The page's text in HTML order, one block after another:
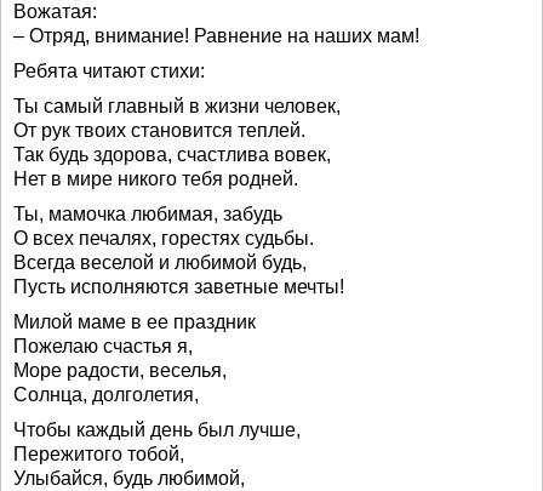
Вожатая:
– Отряд, внимание! Равнение на наших мам!
Ребята читают стихи:
Ты самый главный в жизни человек,
От рук твоих становится теплей.
Так будь здорова, счастлива вовек,
Нет в мире никого тебя родней.
Ты, мамочка любимая, забудь
О всех печалях, горестях судьбы.
Всегда веселой и любимой будь,
Пусть исполняются заветные мечты!
Милой маме в ее праздник
Пожелаю счастья я,
Море радости, веселья,
Солнца, долголетия,
Чтобы каждый день был лучше,
Пережитого тобой,
Улыбайся, будь любимой,